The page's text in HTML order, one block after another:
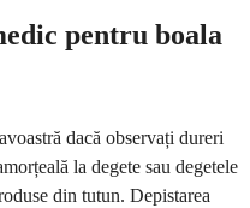
pentru boala
dacă observați dureri
la degete sau degetele
din tutun. Depistarea